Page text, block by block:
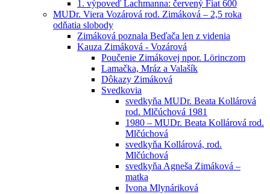
1. výpoveď Lachmanna: červený Fiat 600
MUDr. Viera Vozárová rod. Zimáková – 2,5 roka
odňatia slobody
Zimáková poznala Beďača len z videnia
Kauza Zimáková - Vozárová
Poučenie Zimákovej npor. Lörinczom
Lamačka, Mráz a Valašík
Dôkazy Zimáková
Svedkovia
svedkyňa MUDr. Beata Kollárová
rod. Mlčúchová 1981
1980 – MUDr. Beata Kollárová rod.
Mlčúchová
svedkyňa Kollárová, rod.
Mlčúchová
svedkyňa Agneša Zimáková –
matka
Ivona Mlynáriková